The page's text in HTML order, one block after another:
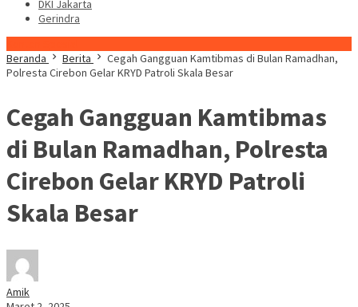
DKI Jakarta
Gerindra
Beranda
Berita
Cegah Gangguan Kamtibmas di Bulan Ramadhan,
Polresta Cirebon Gelar KRYD Patroli Skala Besar
Cegah Gangguan Kamtibmas
di Bulan Ramadhan, Polresta
Cirebon Gelar KRYD Patroli
Skala Besar
Amik